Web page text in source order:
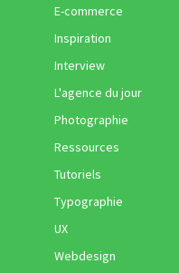
E-commerce
Inspiration
Interview
L'agence du jour
Photographie
Ressources
Tutoriels
Typographie
UX
Webdesign